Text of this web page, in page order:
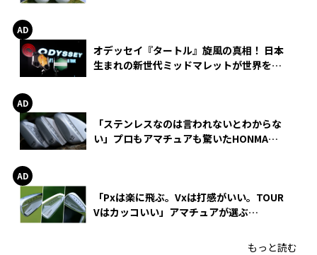
オデッセイ『タートル』旋風の真相！ 日本
生まれの新世代ミッドマレットが世界を席
「ステンレスなのは言われないとわからな
い」プロもアマチュアも驚いたHONMA
「Pxは楽に飛ぶ。Vxは打感がいい。TOUR
Vはカッコいい」アマチュアが選ぶ
もっと読む